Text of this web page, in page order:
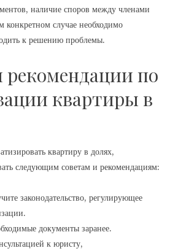
наличие споров между членами
случае необходимо
к решению проблемы.
по
квартиры в
квартиру в долях,
следующим советам и рекомендациям:
законодательство, регулирующее
документы заранее.
к юристу,